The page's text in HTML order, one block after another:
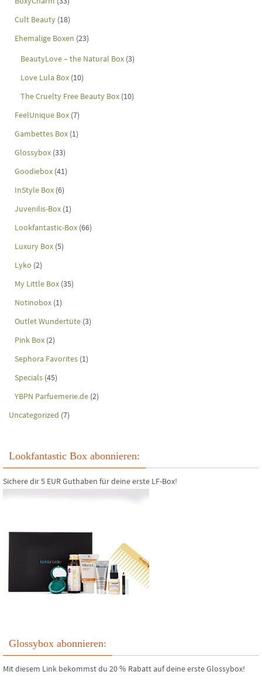
Cult Beauty (18)
Ehemalige Boxen (23)
BeautyLove – the Natural Box (3)
Love Lula Box (10)
The Cruelty Free Beauty Box (10)
FeelUnique Box (7)
Gambettes Box (1)
Glossybox (33)
Goodiebox (41)
InStyle Box (6)
Juvenilis-Box (1)
Lookfantastic-Box (66)
Luxury Box (5)
Lyko (2)
My Little Box (35)
Notinobox (1)
Outlet Wundertüte (3)
Pink Box (2)
Sephora Favorites (1)
Specials (45)
YBPN Parfuemerie.de (2)
Uncategorized (7)
Lookfantastic Box abonnieren:
Sichere dir 5 EUR Guthaben für deine erste LF-Box!
Glossybox abonnieren:
Mit diesem Link bekommst du 20 % Rabatt auf deine erste Glossybox!